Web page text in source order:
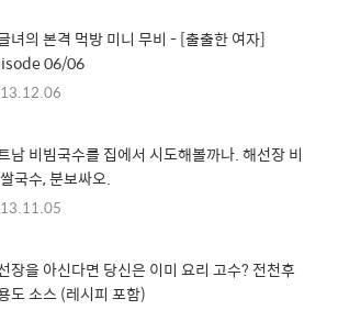
녀의 본격 먹방 미니 무비 - [출출한 여자]
06/06
남 비빔국수를 집에서 시도해볼까나. 해선장 비
국수, 분보싸오.
장을 아신다면 당신은 이미 요리 고수? 전천후
도 소스 (레시피 포함)